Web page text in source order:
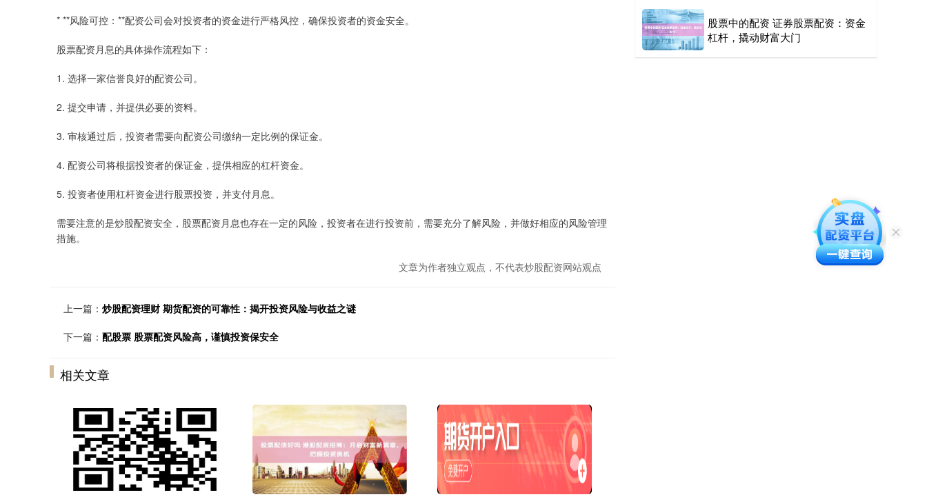
* **风险可控：**配资公司会对投资者的资金进行严格风控，确保投资者的资金安全。
股票配资月息的具体操作流程如下：
1. 选择一家信誉良好的配资公司。
2. 提交申请，并提供必要的资料。
3. 审核通过后，投资者需要向配资公司缴纳一定比例的保证金。
4. 配资公司将根据投资者的保证金，提供相应的杠杆资金。
5. 投资者使用杠杆资金进行股票投资，并支付月息。
需要注意的是炒股配资安全，股票配资月息也存在一定的风险，投资者在进行投资前，需要充分了解风险，并做好相应的风险管理
措施。
文章为作者独立观点，不代表炒股配资网站观点
上一篇： 炒股配资理财 期货配资的可靠性：揭开投资风险与收益之谜
下一篇： 配股票 股票配资风险高，谨慎投资保安全
相关文章
股票中的配资 证券股票配资：资金
杠杆，撬动财富大门